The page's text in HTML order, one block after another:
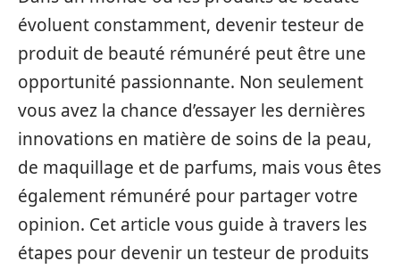
évoluent constamment, devenir testeur de
produit de beauté rémunéré peut être une
opportunité passionnante. Non seulement
vous avez la chance d’essayer les dernières
innovations en matière de soins de la peau,
de maquillage et de parfums, mais vous êtes
également rémunéré pour partager votre
opinion. Cet article vous guide à travers les
étapes pour devenir un testeur de produits